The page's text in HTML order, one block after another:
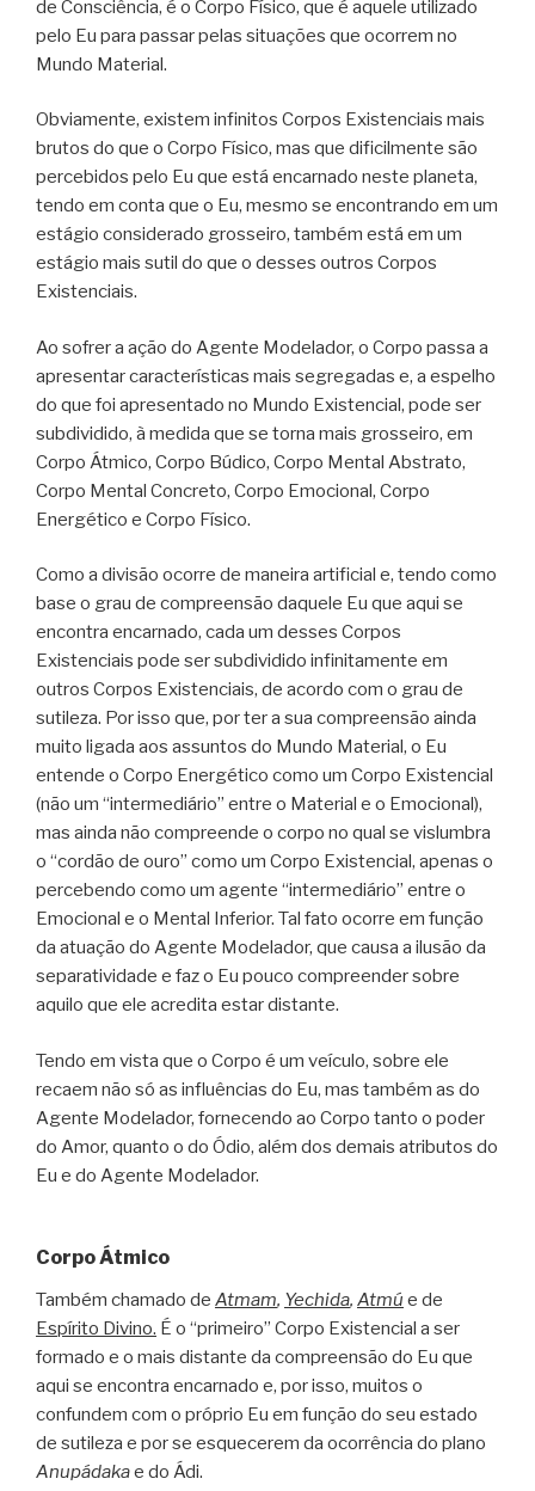
de Consciência, é o Corpo Físico, que é aquele utilizado
pelo Eu para passar pelas situações que ocorrem no
Mundo Material.
Obviamente, existem infinitos Corpos Existenciais mais
brutos do que o Corpo Físico, mas que dificilmente são
percebidos pelo Eu que está encarnado neste planeta,
tendo em conta que o Eu, mesmo se encontrando em um
estágio considerado grosseiro, também está em um
estágio mais sutil do que o desses outros Corpos
Existenciais.
Ao sofrer a ação do Agente Modelador, o Corpo passa a
apresentar características mais segregadas e, a espelho
do que foi apresentado no Mundo Existencial, pode ser
subdividido, à medida que se torna mais grosseiro, em
Corpo Átmico, Corpo Búdico, Corpo Mental Abstrato,
Corpo Mental Concreto, Corpo Emocional, Corpo
Energético e Corpo Físico.
Como a divisão ocorre de maneira artificial e, tendo como
base o grau de compreensão daquele Eu que aqui se
encontra encarnado, cada um desses Corpos
Existenciais pode ser subdividido infinitamente em
outros Corpos Existenciais, de acordo com o grau de
sutileza. Por isso que, por ter a sua compreensão ainda
muito ligada aos assuntos do Mundo Material, o Eu
entende o Corpo Energético como um Corpo Existencial
(não um “intermediário” entre o Material e o Emocional),
mas ainda não compreende o corpo no qual se vislumbra
o “cordão de ouro” como um Corpo Existencial, apenas o
percebendo como um agente “intermediário” entre o
Emocional e o Mental Inferior. Tal fato ocorre em função
da atuação do Agente Modelador, que causa a ilusão da
separatividade e faz o Eu pouco compreender sobre
aquilo que ele acredita estar distante.
Tendo em vista que o Corpo é um veículo, sobre ele
recaem não só as influências do Eu, mas também as do
Agente Modelador, fornecendo ao Corpo tanto o poder
do Amor, quanto o do Ódio, além dos demais atributos do
Eu e do Agente Modelador.
Corpo Átmico
Também chamado de Atmam, Yechida, Atmú e de
Espírito Divino. É o “primeiro” Corpo Existencial a ser
formado e o mais distante da compreensão do Eu que
aqui se encontra encarnado e, por isso, muitos o
confundem com o próprio Eu em função do seu estado
de sutileza e por se esquecerem da ocorrência do plano
Anupádakae do Ádi.